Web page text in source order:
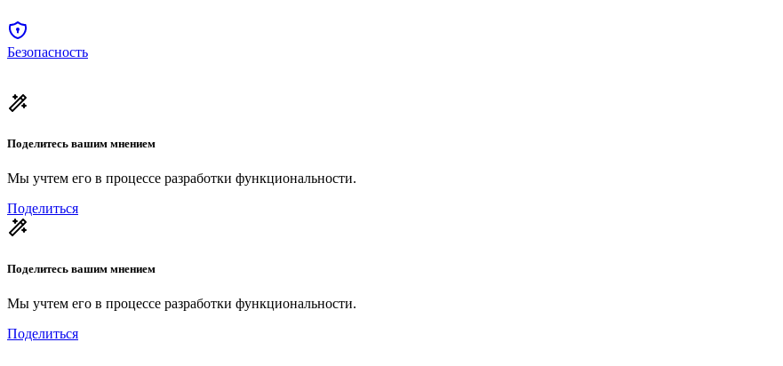
Безопасность
Поделитесь вашим мнением
Мы учтем его в процессе разработки функциональности.
Поделиться
Поделитесь вашим мнением
Мы учтем его в процессе разработки функциональности.
Поделиться